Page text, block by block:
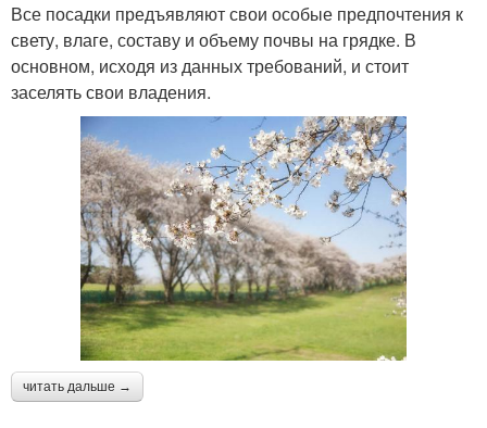
Все посадки предъявляют свои особые предпочтения к
свету, влаге, составу и объему почвы на грядке. В
основном, исходя из данных требований, и стоит
заселять свои владения.
читать дальше →